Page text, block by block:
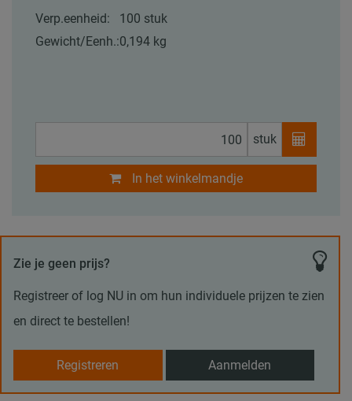
Verp.eenheid:
100 stuk
Gewicht/Eenh.:0,194 kg
stuk
In het winkelmandje
Zie je geen prijs?
Registreer of log NU in om hun individuele prijzen te zien
en direct te bestellen!
Registreren Aanmelden